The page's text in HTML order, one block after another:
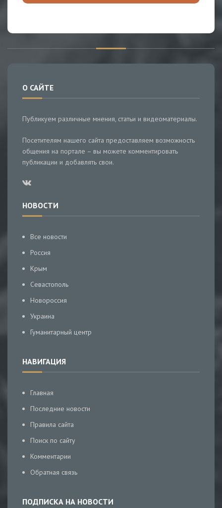
О САЙТЕ
Публикуем различные мнения, статьи и видеоматериалы.
Посетителям нашего сайта предоставляем возможность
общения на портале – вы можете комментировать
публикации и добавлять свои.
НОВОСТИ
Все новости
Россия
Крым
Севастополь
Новороссия
Украина
Гуманитарный центр
НАВИГАЦИЯ
Главная
Последние новости
Правила сайта
Поиск по сайту
Комментарии
Обратная связь
ПОДПИСКА НА НОВОСТИ